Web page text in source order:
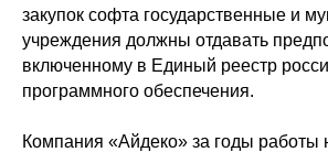
закупок софта государственные и
учреждения должны отдавать
включенному в Единый реестр
программного обеспечения.
Компания «Айдеко» за годы работы